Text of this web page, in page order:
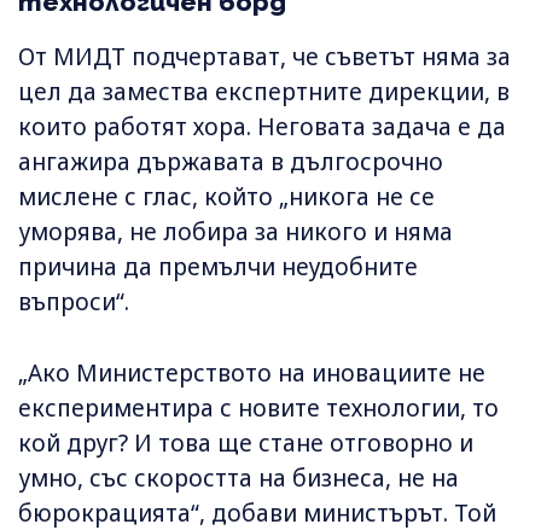
От МИДТ подчертават, че съветът няма за
цел да замества експертните дирекции, в
които работят хора. Неговата задача е да
ангажира държавата в дългосрочно
мислене с глас, който „никога не се
уморява, не лобира за никого и няма
причина да премълчи неудобните
въпроси“.
„Ако Министерството на иновациите не
експериментира с новите технологии, то
кой друг? И това ще стане отговорно и
умно, със скоростта на бизнеса, не на
бюрокрацията“, добави министърът. Той